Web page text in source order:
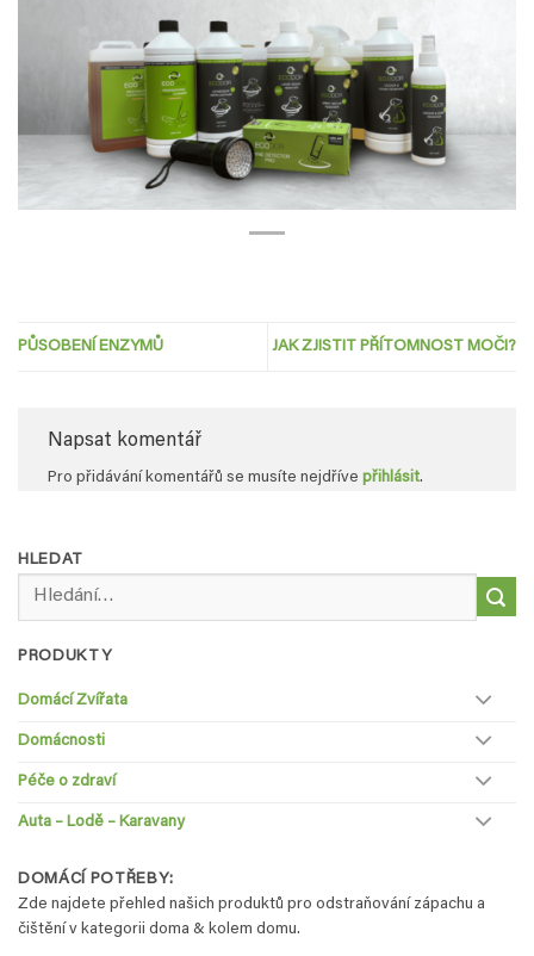
PŮSOBENÍ ENZYMŮ JAK ZJISTIT PŘÍTOMNOST MOČI?
Napsat komentář
Pro přidávání komentářů se musíte nejdříve přihlásit.
HLEDAT
PRODUKTY
Domácí Zvířata
Domácnosti
Péče o zdraví
Auta – Lodě – Karavany
DOMÁCÍ POTŘEBY:
Zde najdete přehled našich produktů pro odstraňování zápachu a
čištění v kategorii doma & kolem domu.